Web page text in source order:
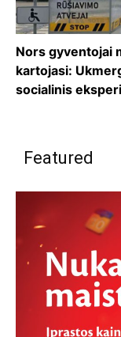
Nors gyventojai
kartojasi:
socialinis
Featured